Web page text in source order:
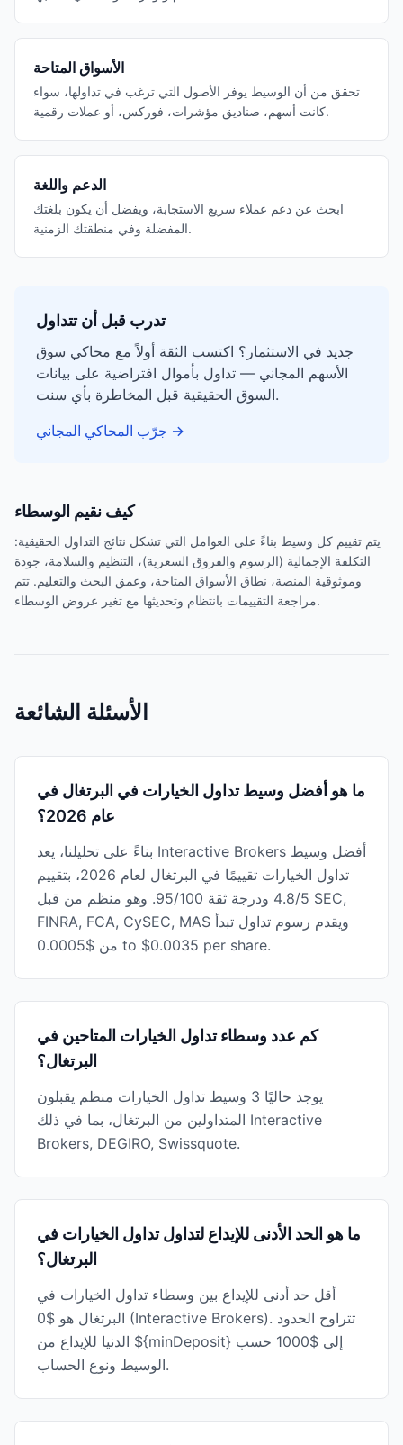
الأسواق المتاحة
تحقق من أن الوسيط يوفر الأصول التي ترغب في تداولها، سواء
كانت أسهم، صناديق مؤشرات، فوركس، أو عملات رقمية.
الدعم واللغة
ابحث عن دعم عملاء سريع الاستجابة، ويفضل أن يكون بلغتك
المفضلة وفي منطقتك الزمنية.
تدرب قبل أن تتداول
جديد في الاستثمار؟ اكتسب الثقة أولاً مع محاكي سوق
الأسهم المجاني — تداول بأموال افتراضية على بيانات
السوق الحقيقية قبل المخاطرة بأي سنت.
جرّب المحاكي المجاني →
كيف نقيم الوسطاء
يتم تقييم كل وسيط بناءً على العوامل التي تشكل نتائج التداول الحقيقية:
التكلفة الإجمالية (الرسوم والفروق السعرية)، التنظيم والسلامة، جودة
وموثوقية المنصة، نطاق الأسواق المتاحة، وعمق البحث والتعليم. تتم
مراجعة التقييمات بانتظام وتحديثها مع تغير عروض الوسطاء.
الأسئلة الشائعة
ما هو أفضل وسيط تداول الخيارات في البرتغال في
عام 2026؟
بناءً على تحليلنا، يعد Interactive Brokers أفضل وسيط
تداول الخيارات تقييمًا في البرتغال لعام 2026، بتقييم
4.8/5 ودرجة ثقة 95/100. وهو منظم من قبل SEC,
FINRA, FCA, CySEC, MAS ويقدم رسوم تداول تبدأ
من $0.0005 to $0.0035 per share.
كم عدد وسطاء تداول الخيارات المتاحين في
البرتغال؟
يوجد حاليًا 3 وسيط تداول الخيارات منظم يقبلون
المتداولين من البرتغال، بما في ذلك Interactive
Brokers, DEGIRO, Swissquote.
ما هو الحد الأدنى للإيداع لتداول تداول الخيارات في
البرتغال؟
أقل حد أدنى للإيداع بين وسطاء تداول الخيارات في
البرتغال هو $0 (Interactive Brokers). تتراوح الحدود
الدنيا للإيداع من ${minDeposit} إلى $1000 حسب
الوسيط ونوع الحساب.